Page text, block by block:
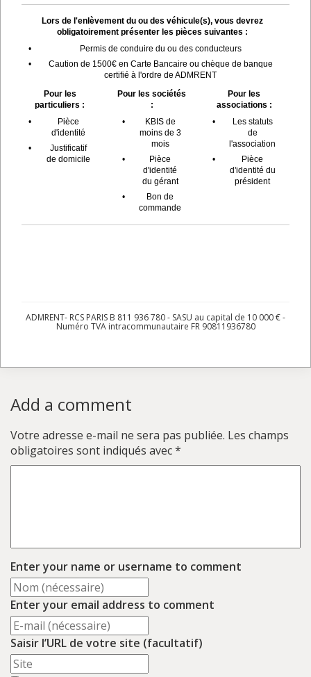
Lors de l'enlèvement du ou des véhicule(s), vous devrez
obligatoirement présenter les pièces suivantes :
•
Permis de conduire du ou des conducteurs
•
Caution de 1500€ en Carte Bancaire ou chèque de banque
certifié à l'ordre de ADMRENT
Pour les
particuliers :
•
Pièce
d'identité
•
Justificatif
de domicile
Pour les sociétés
:
•
KBIS de
moins de 3
mois
•
Pièce
d'identité
du gérant
•
Bon de
commande
Pour les
associations :
•
Les statuts
de
l'association
•
Pièce
d'identité du
président
ADMRENT- RCS PARIS B 811 936 780 - SASU au capital de 10 000 € -
Numéro TVA intracommunautaire FR 90811936780
Add a comment
Votre adresse e-mail ne sera pas publiée. Les champs
obligatoires sont indiqués avec*
Enter your name or username to comment
Enter your email address to comment
Saisir l’URL de votre site (facultatif)